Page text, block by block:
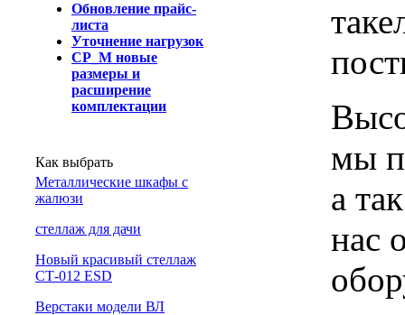
Обновление прайс-
листа
Уточнение нагрузок
СР_М новые
размеры и
расширение
комплектации
Как выбрать
Металлические шкафы с
жалюзи
cтеллаж для дачи
Новый красивый стеллаж
СТ-012 ESD
Верстаки модели ВЛ
мы
а
нас